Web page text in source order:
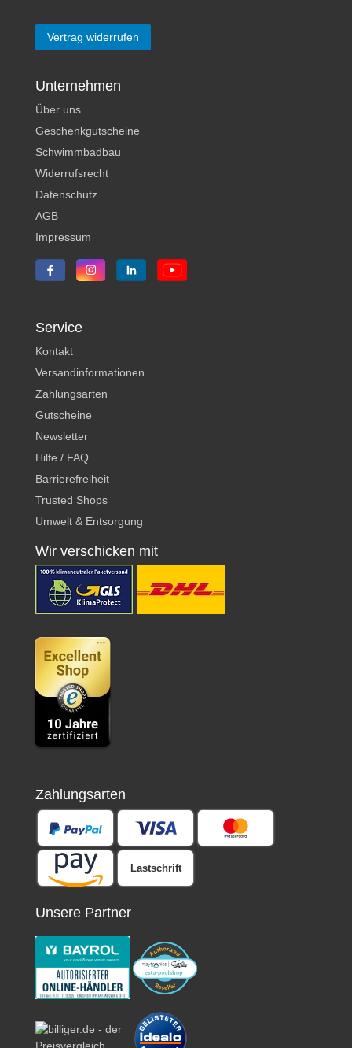
Vertrag widerrufen
Unternehmen
Über uns
Geschenkgutscheine
Schwimmbadbau
Widerrufsrecht
Datenschutz
AGB
Impressum
Service
Kontakt
Versandinformationen
Zahlungsarten
Gutscheine
Newsletter
Hilfe / FAQ
Barrierefreiheit
Trusted Shops
Umwelt & Entsorgung
Wir verschicken mit
Zahlungsarten
Lastschrift
Unsere Partner